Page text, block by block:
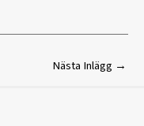
Nästa Inlägg →